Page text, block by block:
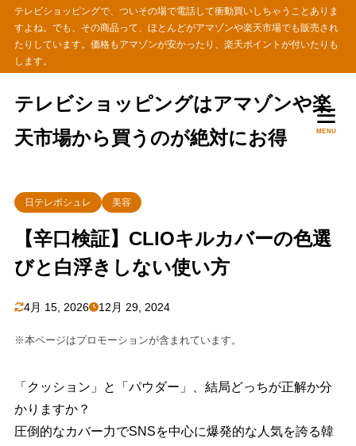
テレビショッピングで、ついその場で電話して衝動買いしちゃうことありま
すよね。でも、その商品って、ほとんどがアマゾンや楽天市場でも販売され
たりしています。価格もアマゾンが安かったり、楽天ポイントが付いたりも
します。
テレビショッピングはアマゾンや楽
天市場から買うのが絶対にお得
MENU
日テレポシュレ 美容
【辛口検証】CLIOキルカバーの色選
びと白浮きしない使い方
4月 15, 2026 12月 29, 2024
※本ページはプロモーションが含まれています。
「クッション」と「パウダー」、結局どっちが正解か分
かりますか？
圧倒的なカバー力でSNSを中心に爆発的な人気を誇る韓